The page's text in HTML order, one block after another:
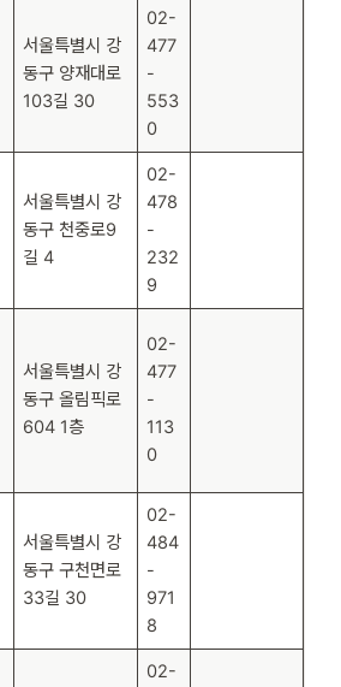
서울특별시 강
동구 양재대로
103길 30
02-
477
-
553
0
서울특별시 강
동구 천중로9
길 4
02-
478
-
232
9
서울특별시 강
동구 올림픽로
604 1층
02-
477
-
113
0
서울특별시 강
동구 구천면로
33길 30
02-
484
-
971
8
02-